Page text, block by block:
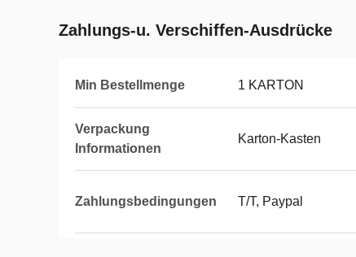
Zahlungs-u. Verschiffen-Ausdrücke
Min Bestellmenge 1 KARTON
Verpackung
Informationen
Karton-Kasten
Zahlungsbedingungen T/T, Paypal